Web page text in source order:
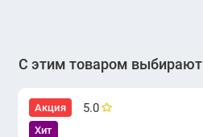
С этим товаром выбирают
Акция
Хит
5.0